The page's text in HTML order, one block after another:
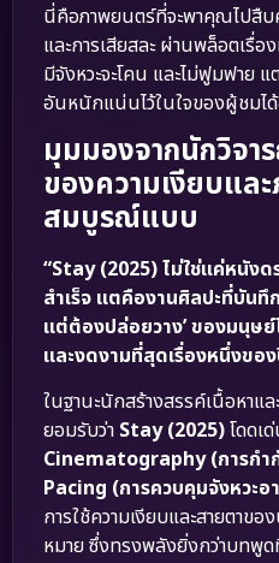
นี่คือภาพยนตร์ที่จะพาคุณไปสื
และการเสียสละ ผ่านพล็อตเรื่อ
มีจังหวะจะโคน และไม่ฟูมฟาย
อันหนักแน่นไว้ในใจของผู้ชมไ
มุมมองจากนักวิจา
ของความเงียบแล
สมบูรณ์แบบ
“Stay (2025) ไม่ใช่แค่หนัง
สำเร็จ แตคืองานศิลปะที่บันทึ
แต่ต้องปล่อยวาง’ ของมนุษ
และงดงามที่สุดเรื่องหนึ่งขอ
ในฐานะนักสร้างสรรค์เนื้อหา
ยอมรับว่า Stay (2025)โดดเ
Cinematography (การก
Pacing (การควบคุมจังหวะ
การใช้ความเงียบและสายตาข
หมาย ซึ่งทรงพลังยิ่งกว่าบทพูด